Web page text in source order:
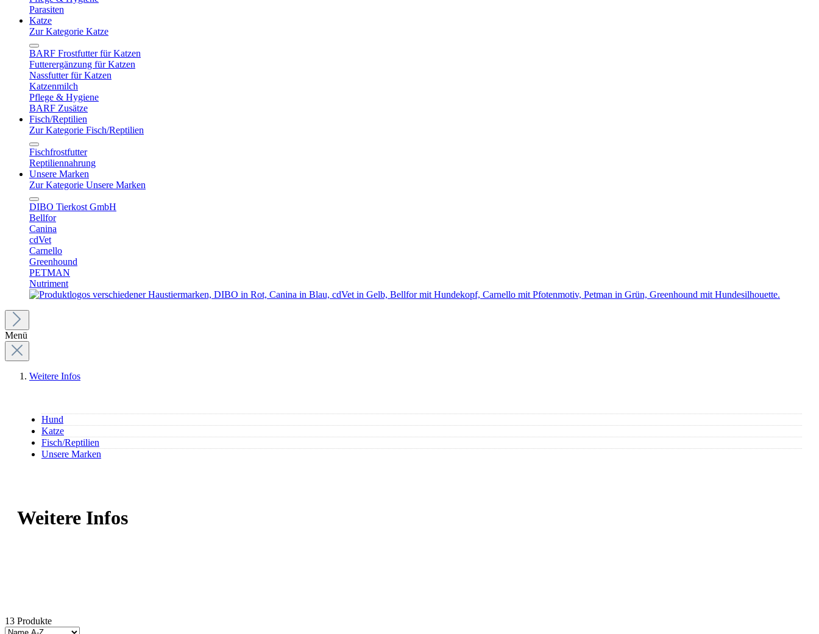
Parasiten
Katze
Zur Kategorie Katze
BARF Frostfutter für Katzen
Futterergänzung für Katzen
Nassfutter für Katzen
Katzenmilch
Pflege & Hygiene
BARF Zusätze
Fisch/Reptilien
Zur Kategorie Fisch/Reptilien
Fischfrostfutter
Reptiliennahrung
Unsere Marken
Zur Kategorie Unsere Marken
DIBO Tierkost GmbH
Bellfor
Canina
cdVet
Carnello
Greenhound
PETMAN
Nutriment
Menü
Weitere Infos
Hund
Katze
Fisch/Reptilien
Unsere Marken
Weitere Infos
13 Produkte